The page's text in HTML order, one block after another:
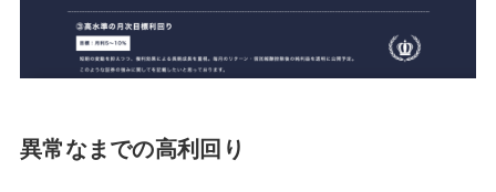
異常なまでの高利回り